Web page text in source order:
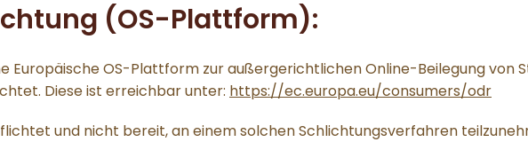
(OS-Plattform):
Europäische OS-Plattform zur außergerichtlichen Online-Beilegung von
Diese ist erreichbar unter: https://ec.europa.eu/consumers/odr
und nicht bereit, an einem solchen Schlichtungsverfahren